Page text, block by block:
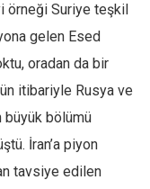
örneği Suriye teşkil
gelen Esed
oradan da bir
itibariyle Rusya ve
büyük bölümü
İran’a piyon
tavsiye edilen